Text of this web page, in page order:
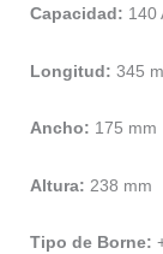
Capacidad: 140
Longitud: 345
Ancho: 175 mm
Altura: 238 mm
Tipo de Borne: